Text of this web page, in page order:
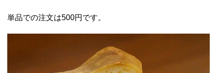
単品での注文は500円です。